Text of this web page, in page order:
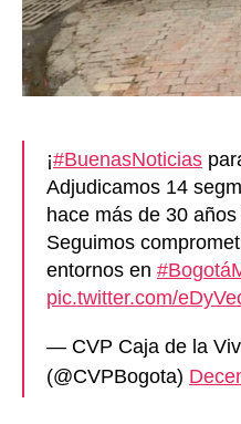
¡#BuenasNoticias
Adjudicamos 14
hace más de 30
Seguimos
entornos en
pic.twitter.com/
— CVP Caja de la
(@CVPBogota)